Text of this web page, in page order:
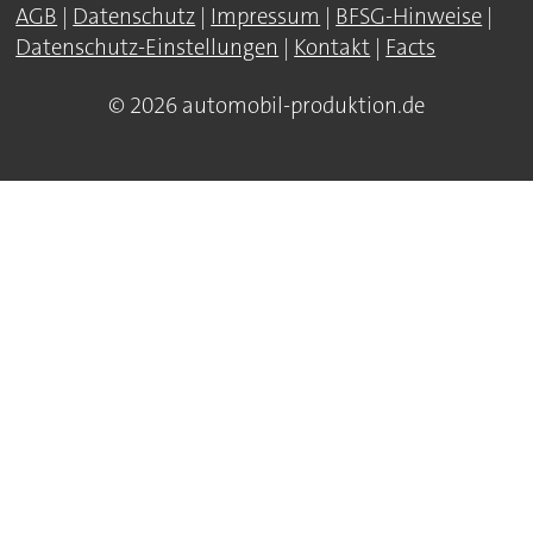
AGB | Datenschutz | Impressum | BFSG-Hinweise |
Datenschutz-Einstellungen | Kontakt | Facts
© 2026 automobil-produktion.de